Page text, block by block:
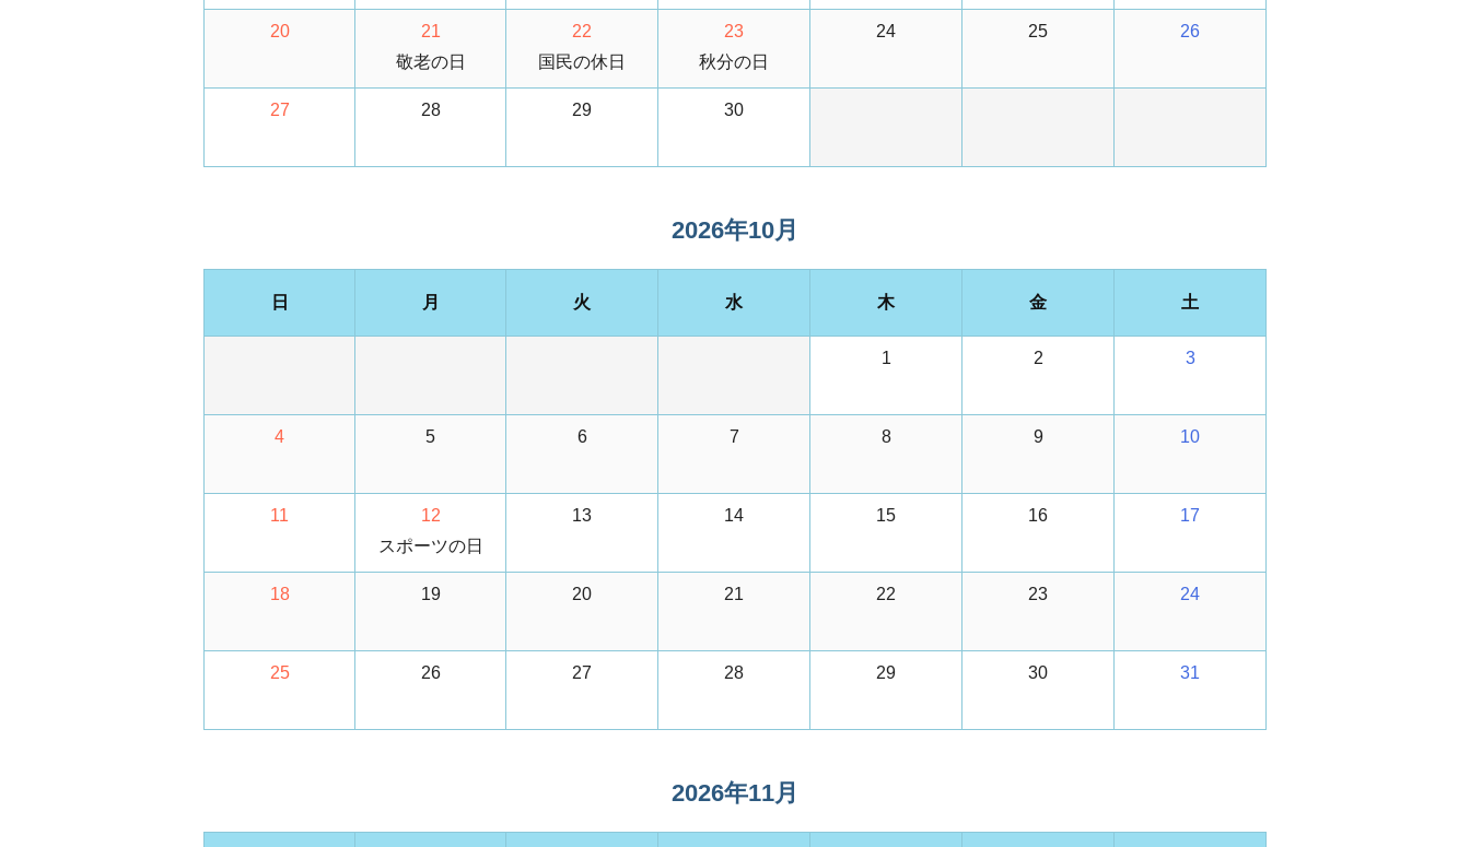
20
21
敬老の日
22
国民の休日
23
秋分の日
24 25 26
27 28 29 30
2026年10月
日 月 火 水 木 金 土
1 2 3
4 5 6 7 8 9 10
11
12
スポーツの日
13 14 15 16 17
18 19 20 21 22 23 24
25 26 27 28 29 30 31
2026年11月